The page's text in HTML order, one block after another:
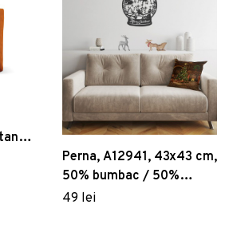
Perna, A12941, 43x43 cm,
50% bumbac / 50%
poliester, Multicolor
49 lei